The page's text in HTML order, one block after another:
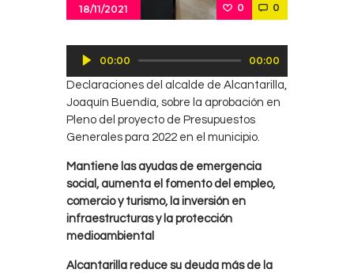
18/11/2021 0 0
Reproductor
audio
00:00 00:00
Declaraciones del alcalde de Alcantarilla,
Joaquín Buendía, sobre la aprobación en
Pleno del proyecto de Presupuestos
Generales para 2022 en el municipio.
Mantiene las ayudas de emergencia
social, aumenta el fomento del empleo,
comercio y turismo, la inversión en
infraestructuras y la protección
medioambiental
Alcantarilla reduce su deuda más de la